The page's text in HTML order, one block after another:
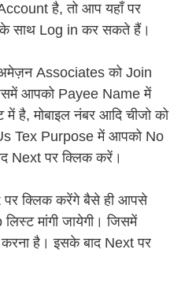
है, तो आप यहाँ पर
के साथ Log in कर सकते हैं।
Associates को Join
आपको Payee Name में
है, मोबाइल नंबर आदि चीजो को
Tex Purpose में आपको No
Next पर क्लिक करें।
क्लिक करेंगे बैसे ही आपसे
मांगी जायेगी। जिसमें
है। इसके बाद Next पर